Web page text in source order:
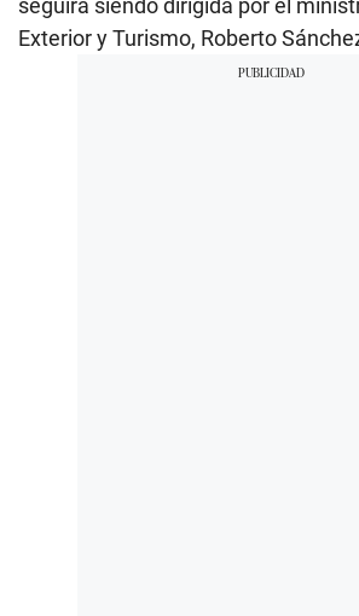
seguirá siendo dirigida por el
Exterior y Turismo, Roberto